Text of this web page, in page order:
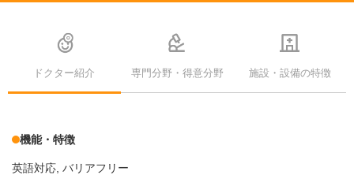
ドクター紹介 専門分野・得意分野 施設・設備の特徴
機能・特徴
英語対応 バリアフリー